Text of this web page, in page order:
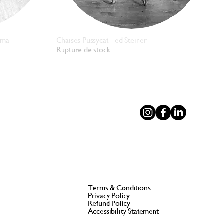
Aperçu rapide
Chaises Pussycat - ed Steiner
Rupture de stock
Terms & Conditions
Privacy Policy
Refund Policy
Accessibility Statement